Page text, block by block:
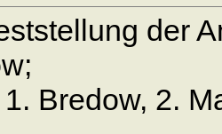
der
Bredow, 2.